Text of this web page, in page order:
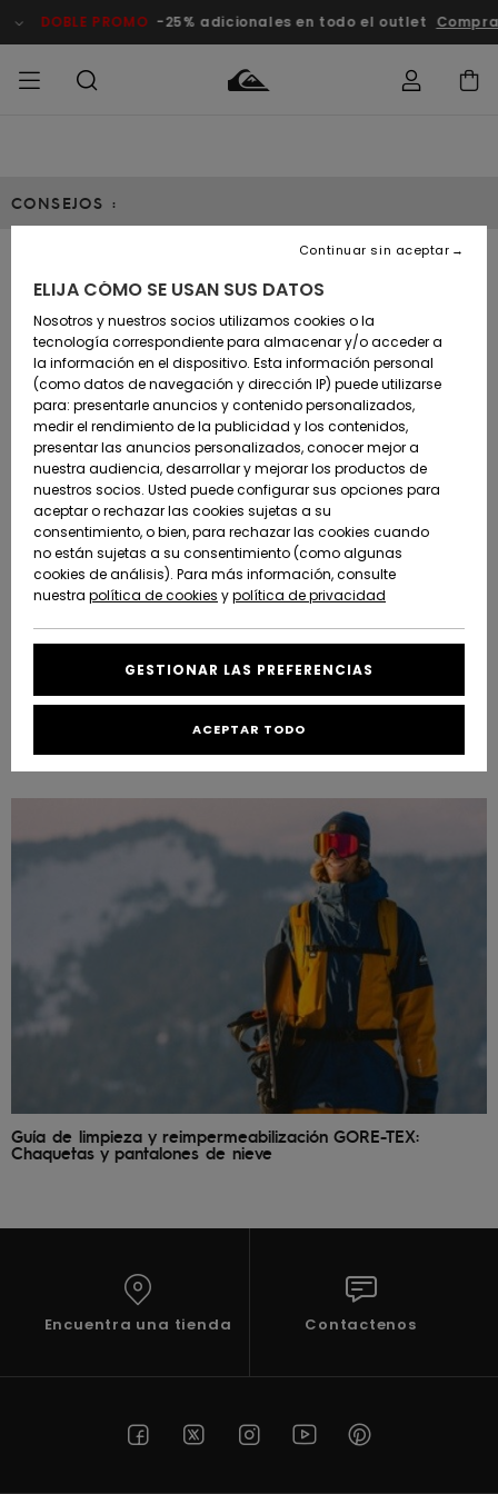
DOBLE PROMO -25% adicionales en todo el outlet
Zapatos y
chanclas
Surf
Snow
Novedades
Destacados
NIÑO
Zapatos y
chanclas
Surf
Snow
Novedades
Destacados
Destacados
Snow
SURF
Highlights
Comunidad
SNOW
Snow Niños
Tienda
Snow Mujer
Destacados
Comunidad
DOBLE
PROMO
Outlet
Mujer
AYUDA &
CONTACTO
Envio
Devoluciones
Pago
Tarjeta de
regalo
Quiksilver
Freedom
Protección de
datos
personales
Inicia una
más rápida a
tu pregunta.
conversación
respuestas a
frecuentes y
accede a
nuestro
formulario de
las FAQ
SOSTENIBILIDAD
LISTA DE
CONSEJOS :
GUÍA CUIDAR
Cómo Cuidar tu Ropa de Esquí y Snowboard
Guía de limpieza y reimpermeabilización GORE-TEX:
Chaquetas y pantalones de nieve
Encuentra una tienda Contactenos
ELIJA CÓMO SE USAN SUS DATOS
Nosotros y nuestros socios utilizamos cookies o la
tecnología correspondiente para almacenar y/o acceder a
la información en el dispositivo. Esta información personal
(como datos de navegación y dirección IP) puede utilizarse
para: presentarle anuncios y contenido personalizados,
medir el rendimiento de la publicidad y los contenidos,
presentar las anuncios personalizados, conocer mejor a
nuestra audiencia, desarrollar y mejorar los productos de
nuestros socios. Usted puede configurar sus opciones para
aceptar o rechazar las cookies sujetas a su
consentimiento, o bien, para rechazar las cookies cuando
no están sujetas a su consentimiento (como algunas
cookies de análisis). Para más información, consulte
nuestra política de cookies ypolítica de privacidad
GESTIONAR LAS PREFERENCIAS
Continuar sin aceptar
ACEPTAR TODO